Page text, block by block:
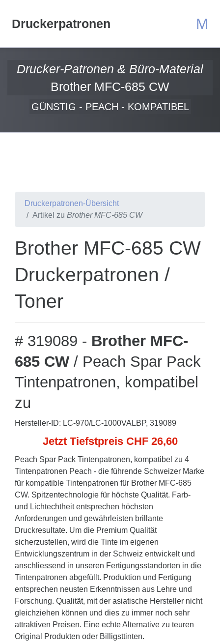
Druckerpatronen M
Drucker-Patronen & Büro-Material
Brother MFC-685 CW
GÜNSTIG - PEACH - KOMPATIBEL
Druckerpatronen-Übersicht
Artikel zu Brother MFC-685 CW
Brother MFC-685 CW
Druckerpatronen /
Toner
# 319089 - Brother MFC-
685 CW / Peach Spar Pack
Tintenpatronen, kompatibel
zu
Hersteller-ID: LC-970/LC-1000VALBP, 319089
Jetzt Tiefstpreis CHF 26,60
Peach Spar Pack Tintenpatronen, kompatibel zu 4
Tintenpatronen Peach - die führende Schweizer Marke
für kompatible Tintenpatronen für Brother MFC-685
CW. Spitzentechnologie für höchste Qualität. Farb-
und Lichtechtheit entsprechen höchsten
Anforderungen und gewährleisten brillante
Druckresultate. Um die Premium Qualität
sicherzustellen, wird die Tinte im eigenen
Entwicklungszentrum in der Schweiz entwickelt und
anschliessend in unseren Fertigungsstandorten in die
Tintenpatronen abgefüllt. Produktion und Fertigung
entsprechen neusten Erkenntnissen aus Lehre und
Forschung. Qualität, mit der asiatische Hersteller nicht
gleichziehen können und dies zu immer noch sehr
attraktiven Preisen. Eine echte Alternative zu teuren
Original Produkten oder Billigsttinten.